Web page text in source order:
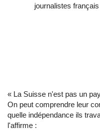
journalistes
« La Suisse n'est pas un
On peut comprendre leur
quelle indépendance ils
l'affirme :